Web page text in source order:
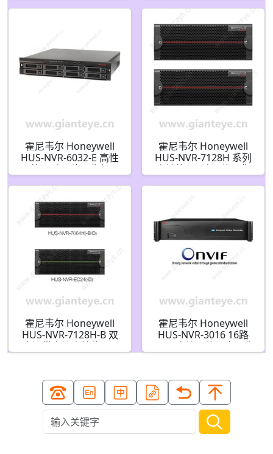
霍尼韦尔 Honeywell
HUS-NVR-6032-E 高性
能32路网络录像机
霍尼韦尔 Honeywell
HUS-NVR-7128H 系列
高性能128路网络录像
霍尼韦尔 Honeywell
HUS-NVR-7128H-B 双
电源带电池高性能128
霍尼韦尔 Honeywell
HUS-NVR-3016 16路
5MP 高清网络硬盘录像